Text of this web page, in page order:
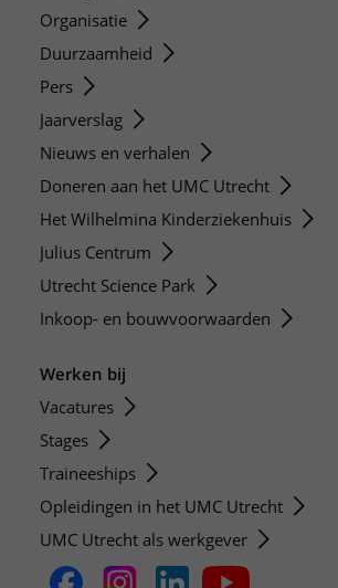
Organisatie
Duurzaamheid
Pers
Jaarverslag
Nieuws en verhalen
Doneren aan het UMC Utrecht
Het Wilhelmina Kinderziekenhuis
Julius Centrum
Utrecht Science Park
Inkoop- en bouwvoorwaarden
Werken bij
Vacatures
Stages
Traineeships
Opleidingen in het UMC Utrecht
UMC Utrecht als werkgever